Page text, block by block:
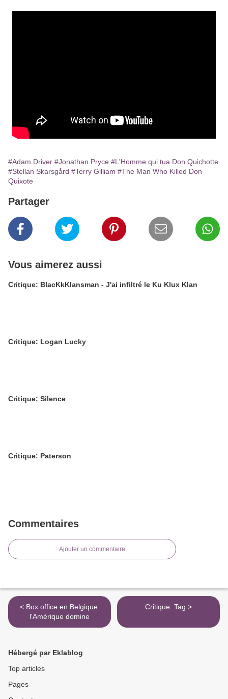
#Adam Driver #Jonathan Pryce #L'Homme qui tua Don Quichotte
#Stellan Skarsgård #Terry Gilliam #The Man Who Killed Don
Quixote
Partager
Vous aimerez aussi
Critique: BlacKkKlansman - J'ai infiltré le Ku Klux Klan
Critique: Logan Lucky
Critique: Silence
Critique: Paterson
Commentaires
Ajouter un commentaire
< Box office en Belgique:
l'Amérique domine
Critique: Tag >
Hébergé par Eklablog
Top articles
Pages